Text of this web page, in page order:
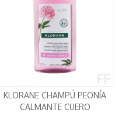
KLORANE CHAMPÚ PEONÍA
CALMANTE CUERO